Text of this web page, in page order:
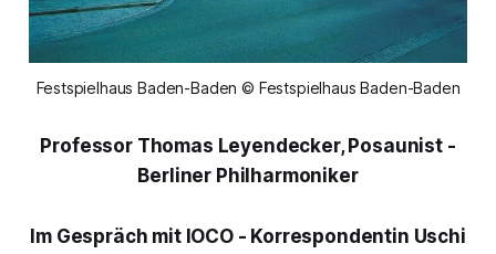
Festspielhaus Baden-Baden © Festspielhaus Baden-Baden
Professor Thomas Leyendecker, Posaunist -
Berliner Philharmoniker
Im Gespräch mit IOCO - Korrespondentin Uschi